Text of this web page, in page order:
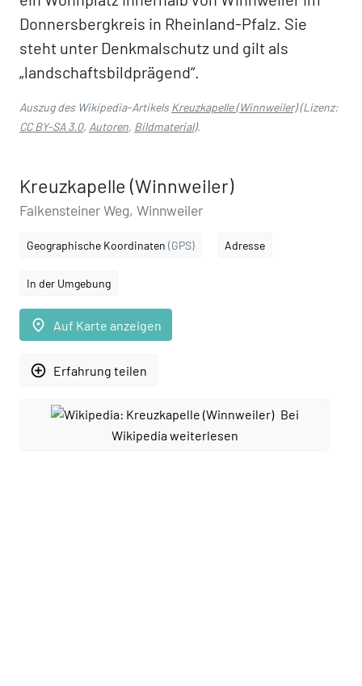
Donnersbergkreis in Rheinland-Pfalz. Sie
steht unter Denkmalschutz und gilt als
„landschaftsbildprägend“.
Auszug des Wikipedia-ArtikelsKreuzkapelle (Winnweiler)(Lizenz:
CC BY-SA 3.0, Autoren, Bildmaterial).
Kreuzkapelle (Winnweiler)
Falkensteiner Weg, Winnweiler
Geographische Koordinaten (GPS) Adresse
In der Umgebung
place Auf Karte anzeigen
add_circle_outline Erfahrung teilen
Bei
Wikipedia weiterlesen